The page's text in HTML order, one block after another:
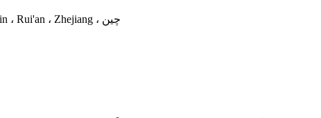
شماره 301 ، Bldg. 1 ، 1555 Songpu Rd. (E) ، خیابان Nanbin ، Rui'an ، Zhejiang ، چین